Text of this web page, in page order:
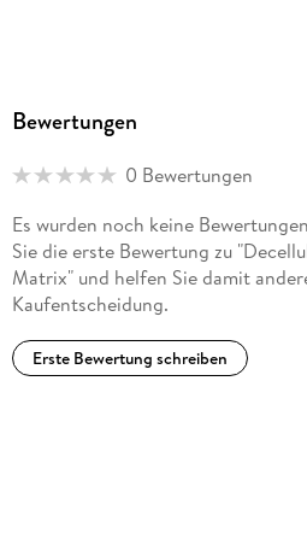
Bewertungen
0 Bewertungen
Es wurden noch keine
Sie die erste Bewertung zu
Matrix" und helfen Sie damit
Kaufentscheidung.
Erste Bewertung schreiben